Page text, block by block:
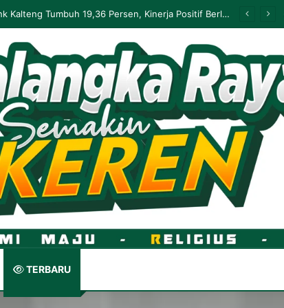
Palangka Raya Perluas Digitalisasi Perlindungan Sosial, Perkuat Akurasi Data dan Penyaluran Bansos
TERBARU